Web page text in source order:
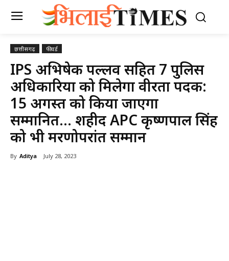
छत्तीसगढ़ फीचर्ड
IPS अभिषेक पल्लव सहित 7 पुलिस
अधिकारियों को मिलेगा वीरता पदक:
15 अगस्त को किया जाएगा
सम्मानित… शहीद APC कृष्णपाल सिंह
को भी मरणोपरांत सम्मान
By Aditya July 28, 2023